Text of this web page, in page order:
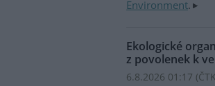
Environment.
Ekologické
z povolenek k
6.8.2026 01:17 (ČTK